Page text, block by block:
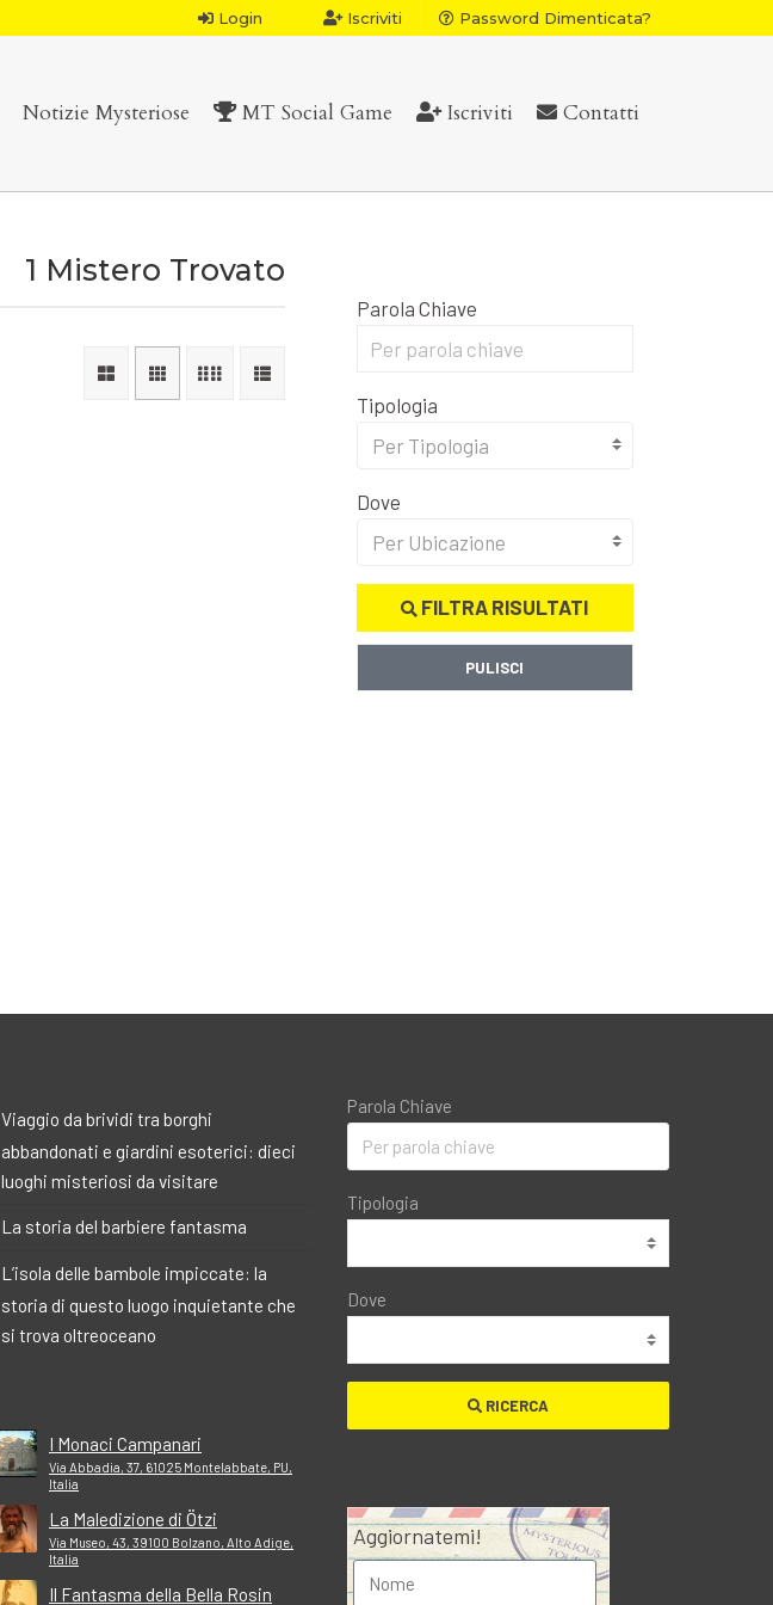
Login Iscriviti Password Dimenticata?
Notizie Mysteriose MT Social Game Iscriviti Contatti
1 Mistero Trovato
Parola Chiave
Tipologia
Per Tipologia
Dove
Per Ubicazione
FILTRA RISULTATI
PULISCI
Viaggio da brividi tra borghi
abbandonati e giardini esoterici: dieci
luoghi misteriosi da visitare
La storia del barbiere fantasma
L’isola delle bambole impiccate: la
storia di questo luogo inquietante che
si trova oltreoceano
I Monaci Campanari
Via Abbadia, 37, 61025 Montelabbate, PU,
Italia
La Maledizione di Ötzi
Via Museo, 43, 39100 Bolzano, Alto Adige,
Italia
Il Fantasma della Bella Rosin
Parola Chiave
Tipologia
Dove
RICERCA
Aggiornatemi!